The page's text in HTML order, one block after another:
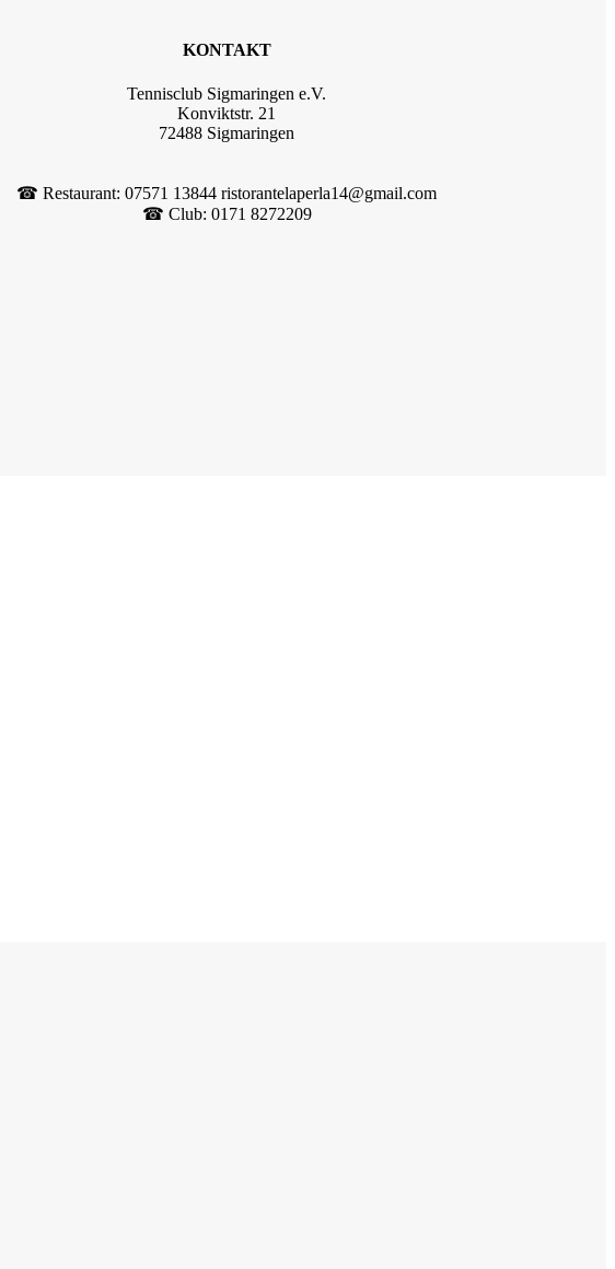
KONTAKT
Tennisclub Sigmaringen e.V.
Konviktstr. 21
72488 Sigmaringen
☎︎ Restaurant: 07571 13844 ristorantelaperla14@gmail.com
☎︎ Club: 0171 8272209